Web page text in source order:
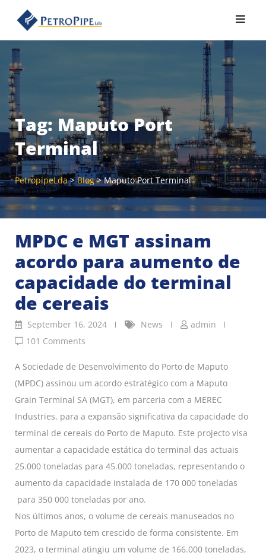
content
Tag: Maputo Port
Terminal
PetropipeLda>Blog>Maputo Port Terminal
MPDC e MGT assinam
acordo para aumento de
capacidade do terminal
de cereais
September 16, 2024 News
admin
101 Comments
A Sociedade de Desenvolvimento do Porto de Maputo
(MPDC) assinou um acordo estratégico com a Maputo
Grain Terminal SA (MGT), em parceria com a MEREC
Industries, para a expansão significativa da capacidade do
terminal de cereais do Porto de Maputo. Este projecto visa
aumentar a capacidade estática do terminal das actuais
25.000 toneladas para 45.000 toneladas, representando o
aumento da capacidade instalada de 170 000 toneladas
para 350 000 toneladas por ano.
Nos últimos anos, o volume de cereais manuseados no
Porto de Maputo tem crescido de forma consistente. Em
2023, o terminal atingiu um volume de 166.000 toneladas,